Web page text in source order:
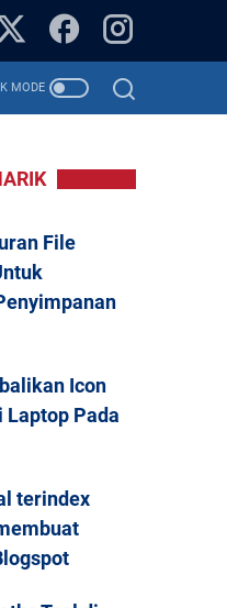
File
Icon
Laptop Pada
terindex